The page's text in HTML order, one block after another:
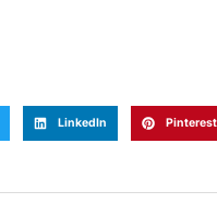
LinkedIn Pinterest